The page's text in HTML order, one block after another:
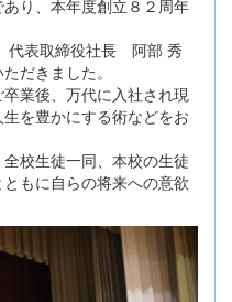
り、本年度創立８２周年
代表取締役社長 阿部 秀
だきました。
業後、万代に入社され現
を豊かにする術などをお
校生徒一同、本校の生徒
もに自らの将来への意欲